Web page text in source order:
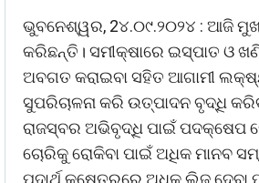
ଭୁବନେଶ୍ୱର, 2୪.୦୯.୨୦୨୪ : ଆଜି
କରିଛନ୍ତି। ସମୀକ୍ଷାରେ ଇସ୍ପାତ ଓ
ଅବଗତ କରାଇବା ସହିତ ଆଗାମୀ
ସୁପରିଚାଳନା କରି ଉତ୍ପାଦନ ବୃଦ୍ଧି
ରାଜସ୍ବର ଅଭିବୃଦ୍ଧି ପାଇଁ ପଦକ୍ଷେପ
ଚୋରିକୁ ରୋକିବା ପାଇଁ ଅଧିକ ମାନବ
ପଦାର୍ଥ କ୍ଷେତ୍ରରେ ଅଧିକ ଲିଜ୍‌